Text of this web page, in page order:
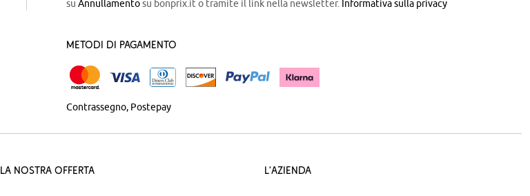
su Annullamentosu bonprix.it o tramite il link nella newsletter. Informativa sulla privacy
Metodi di pagamento
Contrassegno Postepay
La nostra offerta L'azienda